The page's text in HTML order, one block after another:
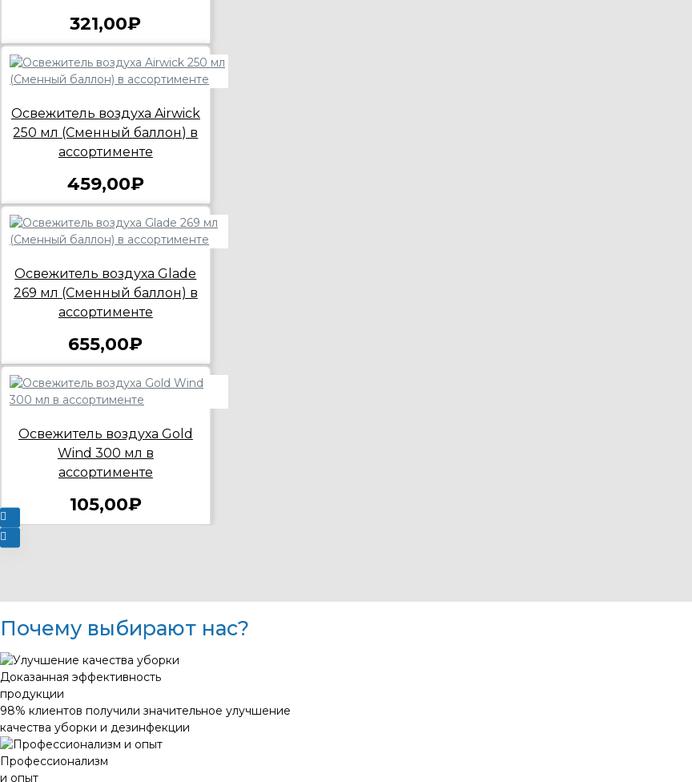
321,00₽
Освежитель воздуха Airwick
250 мл (Сменный баллон) в
ассортименте
459,00₽
Освежитель воздуха Glade
269 мл (Сменный баллон) в
ассортименте
655,00₽
Освежитель воздуха Gold
Wind 300 мл в
ассортименте
105,00₽
Почему выбирают нас?
Доказанная эффективность
продукции
98% клиентов получили значительное улучшение
качества уборки и дезинфекции
Профессионализм
и опыт